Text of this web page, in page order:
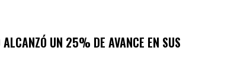
UN 25% DE AVANCE EN SUS